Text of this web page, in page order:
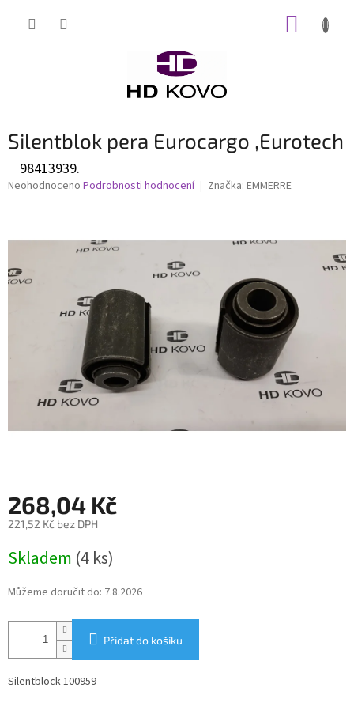
Silentblok pera Eurocargo ,Eurotech
98413939.
Průměrné
0,0
5
Neohodnoceno Podrobnosti hodnocení Značka: EMMERRE
268,04 Kč
221,52 Kč bez DPH
cena:
Skladem (4 ks)
Můžeme doručit do: 7.8.2026
Přidat do košíku
Silentblock 100959